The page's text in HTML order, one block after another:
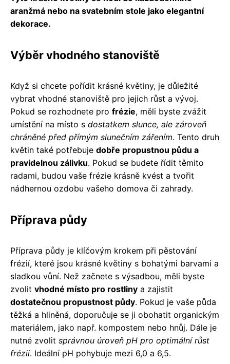
aranžmá nebo na svatebním stole jako elegantní
dekorace.
Výběr vhodného stanoviště
Když si chcete pořídit krásné květiny, je důležité
vybrat vhodné stanoviště pro jejich růst a vývoj.
Pokud se rozhodnete pro frézie, měli byste zvážit
umístění na místo s dostatkem slunce, ale zároveň
chráněné před přímým slunečním zářením. Tento druh
květin také potřebuje dobře propustnou půdu a
pravidelnou zálivku. Pokud se budete řídit těmito
radami, budou vaše frézie krásně kvést a tvořit
nádhernou ozdobu vašeho domova či zahrady.
Příprava půdy
Příprava půdy je klíčovým krokem při pěstování
frézií, které jsou krásné květiny s bohatými barvami a
sladkou vůní. Než začnete s výsadbou, měli byste
zvolit vhodné místo pro rostliny a zajistit
dostatečnou propustnost půdy. Pokud je vaše půda
těžká a hliněná, doporučuje se ji obohatit organickým
materiálem, jako např. kompostem nebo hnůj. Dále je
nutné zvolit správnou úroveň pH pro optimální růst
frézií. Ideální pH pohybuje mezi 6,0 a 6,5.